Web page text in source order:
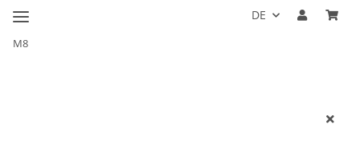
DE
M8